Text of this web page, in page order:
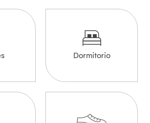
Dormitorio